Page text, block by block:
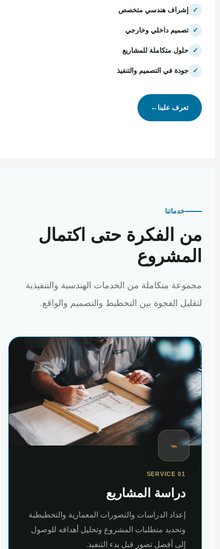
✓ إشراف هندسي متخصص
✓ تصميم داخلي وخارجي
✓ حلول متكاملة للمشاريع
✓ جودة في التصميم والتنفيذ
تعرف علينا←
خدماتنا
من الفكرة حتى اكتمال
المشروع
مجموعة متكاملة من الخدمات الهندسية والتنفيذية
لتقليل الفجوة بين التخطيط والتصميم والواقع.
⌁
SERVICE 01
دراسة المشاريع
إعداد الدراسات والتصورات المعمارية والتخطيطية
وتحديد متطلبات المشروع وتحليل أهدافه للوصول
إلى أفضل تصور قبل بدء التنفيذ.